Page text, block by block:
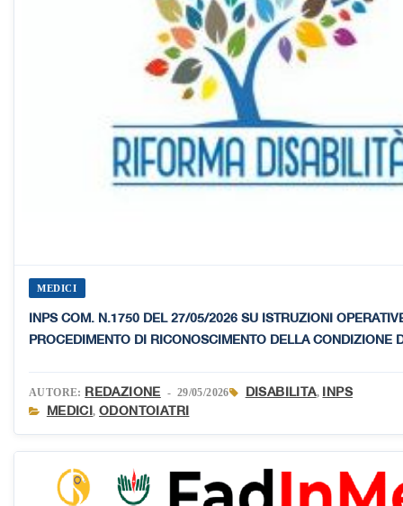
MEDICI
INPS COM. N.1750 DEL 27/05/2026 SU ISTRUZIONI
PROCEDIMENTO DI RICONOSCIMENTO DELLA CONDIZIONE
AUTORE: REDAZIONE - 29/05/2026 DISABILITA,
INPS
MEDICI,ODONTOIATRI